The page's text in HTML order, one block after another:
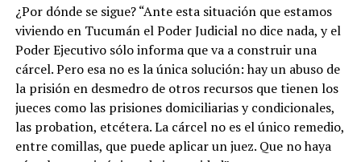
¿Por dónde se sigue? “Ante esta situación que estamos
viviendo en Tucumán el Poder Judicial no dice nada, y el
Poder Ejecutivo sólo informa que va a construir una
cárcel. Pero esa no es la única solución: hay un abuso de
la prisión en desmedro de otros recursos que tienen los
jueces como las prisiones domiciliarias y condicionales,
las probation, etcétera. La cárcel no es el único remedio,
entre comillas, que puede aplicar un juez. Que no haya